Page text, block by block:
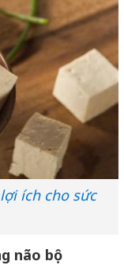
ích cho sức
não bộ